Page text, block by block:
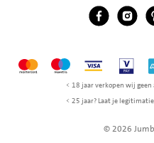
Volg ons
JumboJumbo
MastercardMaestroVisa Vpay
< 18 jaar verkopen wij geen
< 25 jaar? Laat je
© 2026